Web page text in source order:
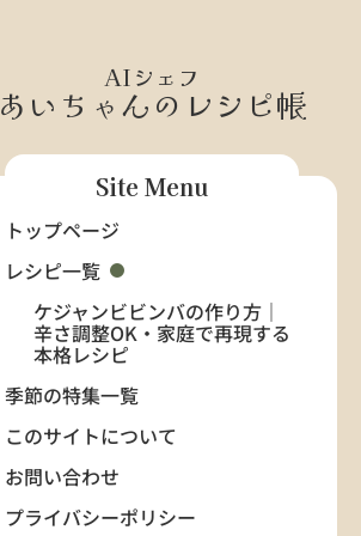
AIシェフ
あいちゃんのレシピ帳
Site Menu
トップページ
レシピ一覧
ケジャンビビンバの作り方｜
辛さ調整OK・家庭で再現する
本格レシピ
季節の特集一覧
このサイトについて
お問い合わせ
プライバシーポリシー